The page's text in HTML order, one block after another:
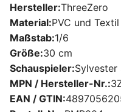
Hersteller ThreeZero
Material PVC und Textil
Maßstab 1/6
Größe 30 cm
Schauspieler Sylvester
MPN / Hersteller-Nr.
EAN / GTIN